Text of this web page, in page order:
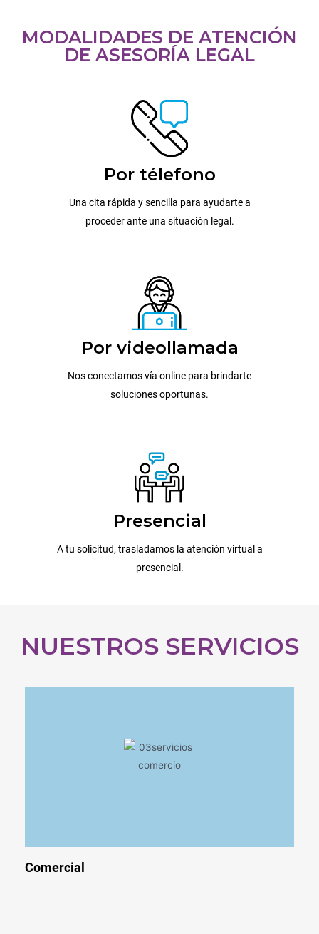
MODALIDADES DE ATENCIÓN
DE ASESORÍA LEGAL
Por télefono
Una cita rápida y sencilla para ayudarte a
proceder ante una situación legal.
Por videollamada
Nos conectamos vía online para brindarte
soluciones oportunas.
Presencial
A tu solicitud, trasladamos la atención virtual a
presencial.
NUESTROS SERVICIOS
Comercial